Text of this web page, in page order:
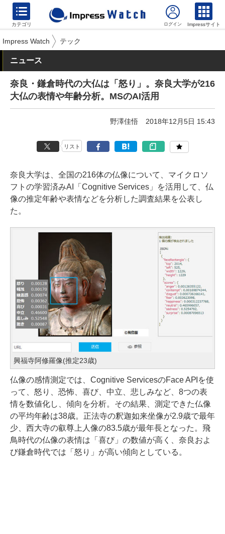
カテゴリ Impressサイト
Impress Watch テック
ニュース
奈良・鎌倉時代の大仏は「怒り」。奈良大学が216
大仏の表情や年齢分析。MSのAI活用
野澤佳悟 2018年12月5日 15:43
リスト
奈良大学は、全国の216体の仏像について、マイクロソ
フトの学習済みAI「Cognitive Services」を活用して、仏
像の推定年齢や表情などを分析した調査結果を公表し
た。
興福寺阿修羅像(推定23歳)
仏像の感情測定では、Cognitive ServicesのFace APIを使
って、怒り、恐怖、喜び、中立、悲しみなど、8つの表
情を数値化し、傾向を分析。その結果、測定できた仏像
の平均年齢は38歳。正法寺の釈迦如来坐像が2.9歳で最年
少、西大寺の叡尊上人像の83.5歳が最年長となった。飛
鳥時代の仏像の表情は「喜び」の数値が高く、奈良およ
び鎌倉時代では「怒り」が高い傾向としている。